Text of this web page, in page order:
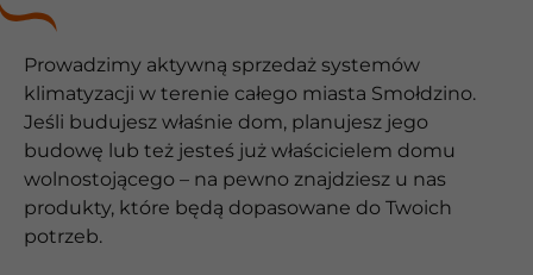
Prowadzimy aktywną sprzedaż systemów
klimatyzacji w terenie całego miasta Smołdzino.
Jeśli budujesz właśnie dom, planujesz jego
budowę lub też jesteś już właścicielem domu
wolnostojącego – na pewno znajdziesz u nas
produkty, które będą dopasowane do Twoich
potrzeb.